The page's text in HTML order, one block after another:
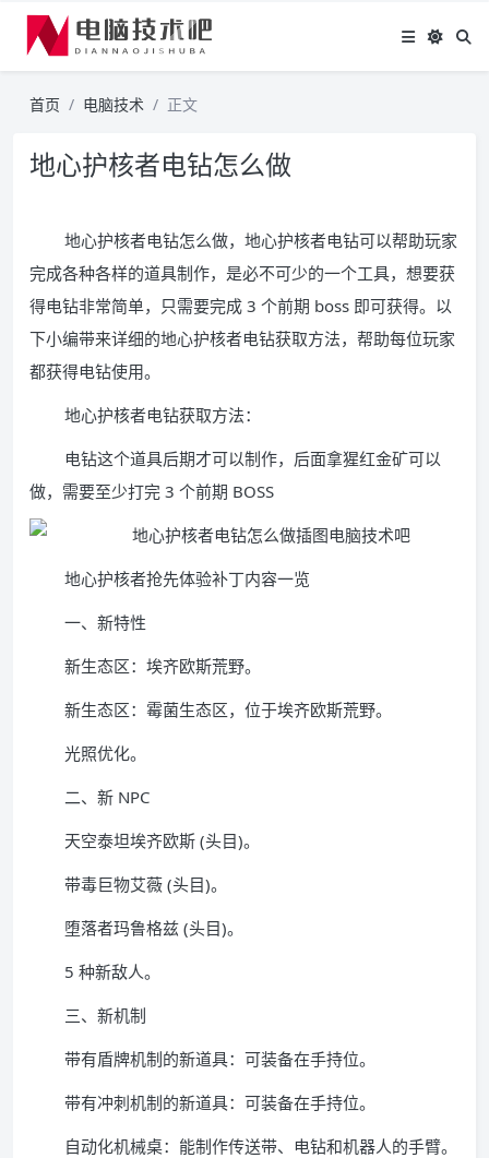
首页 电脑技术 正文
地心护核者电钻怎么做
地心护核者电钻怎么做，地心护核者电钻可以帮助玩家
完成各种各样的道具制作，是必不可少的一个工具，想要获
得电钻非常简单，只需要完成 3 个前期 boss 即可获得。以
下小编带来详细的地心护核者电钻获取方法，帮助每位玩家
都获得电钻使用。
地心护核者电钻获取方法：
电钻这个道具后期才可以制作，后面拿猩红金矿可以
做，需要至少打完 3 个前期 BOSS
地心护核者抢先体验补丁内容一览
一、新特性
新生态区：埃齐欧斯荒野。
新生态区：霉菌生态区，位于埃齐欧斯荒野。
光照优化。
二、新 NPC
天空泰坦埃齐欧斯 (头目)。
带毒巨物艾薇 (头目)。
堕落者玛鲁格兹 (头目)。
5 种新敌人。
三、新机制
带有盾牌机制的新道具：可装备在手持位。
带有冲刺机制的新道具：可装备在手持位。
自动化机械桌：能制作传送带、电钻和机器人的手臂。